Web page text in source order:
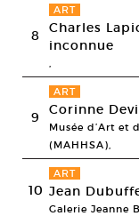
8
ART
Charles
inconnue
,
9
ART
Corinne
Musée d’Art et
(MAHHSA),
10
ART
Jean
Galerie Jeanne